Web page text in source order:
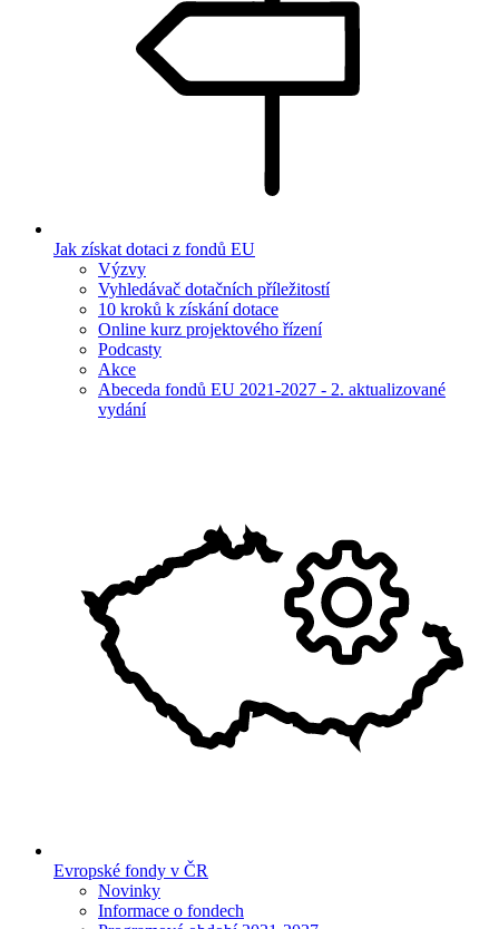
Jak získat dotaci z fondů EU
Výzvy
Vyhledávač dotačních příležitostí
10 kroků k získání dotace
Online kurz projektového řízení
Podcasty
Akce
Abeceda fondů EU 2021-2027 - 2. aktualizované
vydání
Evropské fondy v ČR
Novinky
Informace o fondech